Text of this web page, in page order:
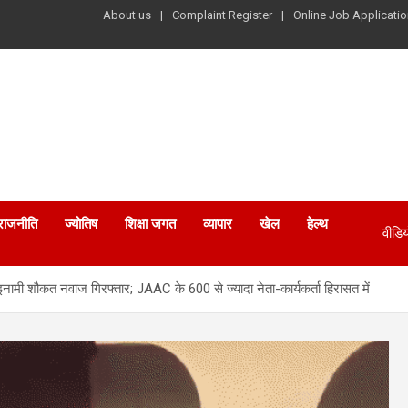
About us Complaint Register Online Job
ज्योतिष शिक्षा जगत व्यापार खेल हेल्थ
शौकत नवाज गिरफ्तार; JAAC के 600 से ज्यादा नेता-कार्यकर्ता हिरासत में